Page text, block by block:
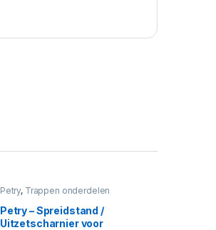
Petry, Trappen onderdelen
Petry – Spreidstand /
Uitzetscharnier voor